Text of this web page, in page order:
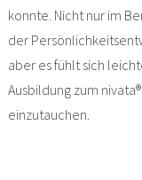
konnte. Nicht nur im
der
aber es fühlt sich
Ausbildung zum
einzutauchen.